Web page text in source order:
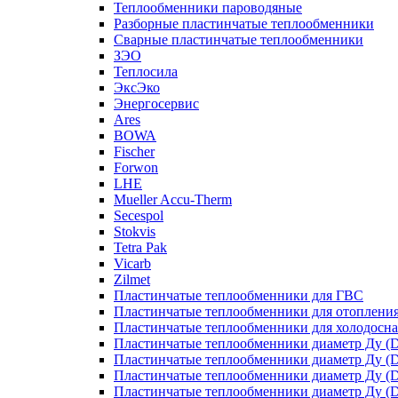
Теплообменники пароводяные
Разборные пластинчатые теплообменники
Сварные пластинчатые теплообменники
ЗЭО
Теплосила
ЭксЭко
Энергосервис
Ares
BOWA
Fischer
Forwon
LHE
Mueller Accu-Therm
Secespol
Stokvis
Tetra Pak
Vicarb
Zilmet
Пластинчатые теплообменники для ГВС
Пластинчатые теплообменники для
Пластинчатые теплообменники для
Пластинчатые теплообменники диаметр Ду
Пластинчатые теплообменники диаметр Ду
Пластинчатые теплообменники диаметр Ду
Пластинчатые теплообменники диаметр Ду